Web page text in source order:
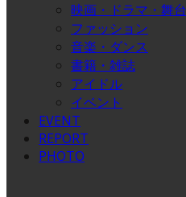
映画・ドラマ・舞台
ファッション
音楽・ダンス
書籍・雑誌
アイドル
イベント
EVENT
REPORT
PHOTO